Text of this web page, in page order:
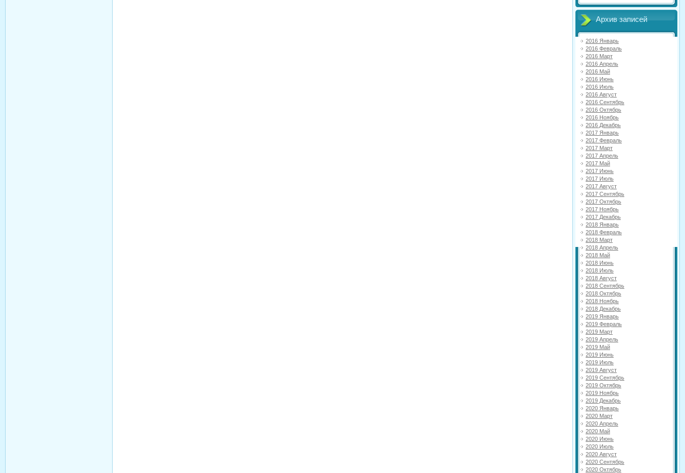
Архив записей
2016 Январь
2016 Февраль
2016 Март
2016 Апрель
2016 Май
2016 Июнь
2016 Июль
2016 Август
2016 Сентябрь
2016 Октябрь
2016 Ноябрь
2016 Декабрь
2017 Январь
2017 Февраль
2017 Март
2017 Апрель
2017 Май
2017 Июнь
2017 Июль
2017 Август
2017 Сентябрь
2017 Октябрь
2017 Ноябрь
2017 Декабрь
2018 Январь
2018 Февраль
2018 Март
2018 Апрель
2018 Май
2018 Июнь
2018 Июль
2018 Август
2018 Сентябрь
2018 Октябрь
2018 Ноябрь
2018 Декабрь
2019 Январь
2019 Февраль
2019 Март
2019 Апрель
2019 Май
2019 Июнь
2019 Июль
2019 Август
2019 Сентябрь
2019 Октябрь
2019 Ноябрь
2019 Декабрь
2020 Январь
2020 Март
2020 Апрель
2020 Май
2020 Июнь
2020 Июль
2020 Август
2020 Сентябрь
2020 Октябрь